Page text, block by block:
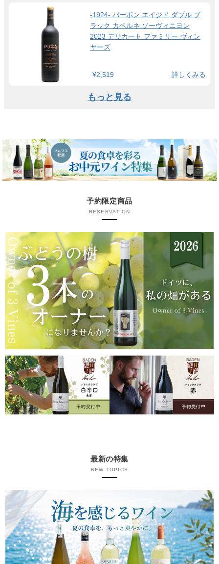
-1924- バーボン エイジド ダブル ブ
ラック カベルネ ソーヴィニヨン
2023 デリカート ファミリー ヴィン
ヤーズ
¥2,519 詳しくみる
もっと見る
予約限定商品
RESERVATION
最新の特集
NEW TOPICS